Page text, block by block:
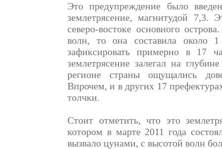
Это предупреждение было
землетрясение, магнитудой 7,3.
северо-востоке основного
волн, то она составила около
зафиксировать примерно в 17
землетрясение залегал на
регионе страны ощущались
Впрочем, и в других 17
толчки.
Стоит отметить, что это
котором в марте 2011 года
вызвало цунами, с высотой волн